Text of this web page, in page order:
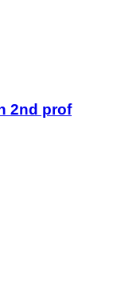
2nd prof